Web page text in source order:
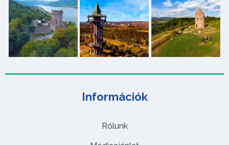
Információk
Rólunk